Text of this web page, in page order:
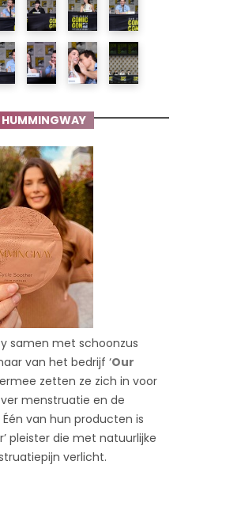
HUMMINGWAY
samen met schoonzus
van het bedrijf ‘Our
zetten ze zich in voor
menstruatie en de
van hun producten is
pleister die met natuurlijke
verlicht.